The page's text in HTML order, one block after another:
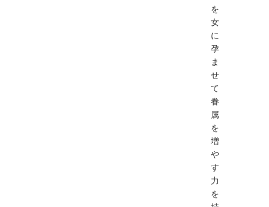
を
女
に
孕
ま
せ
て
眷
属
を
増
や
す
力
を